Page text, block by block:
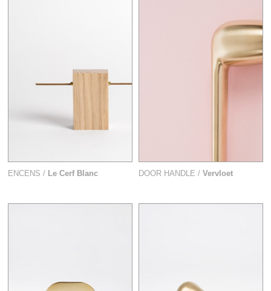
ENCENS / Le Cerf Blanc DOOR HANDLE / Vervloet